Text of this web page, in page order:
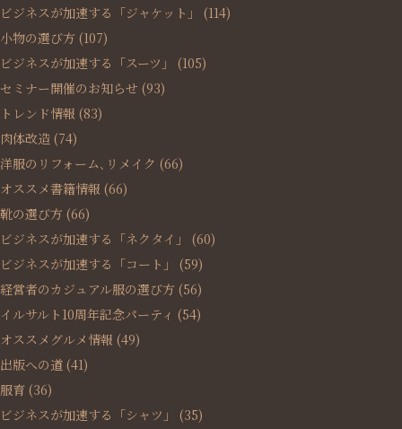
ビジネスが加速する「ジャケット」
(114)
小物の選び方 (107)
ビジネスが加速する「スーツ」
(105)
セミナー開催のお知らせ (93)
トレンド情報 (83)
肉体改造 (74)
洋服のリフォーム､リメイク (66)
オススメ書籍情報 (66)
靴の選び方 (66)
ビジネスが加速する「ネクタイ」
(60)
ビジネスが加速する「コート」
(59)
経営者のカジュアル服の選び方 (56)
イルサルト10周年記念パーティ (54)
オススメグルメ情報 (49)
出版への道 (41)
服育 (36)
ビジネスが加速する「シャツ」
(35)